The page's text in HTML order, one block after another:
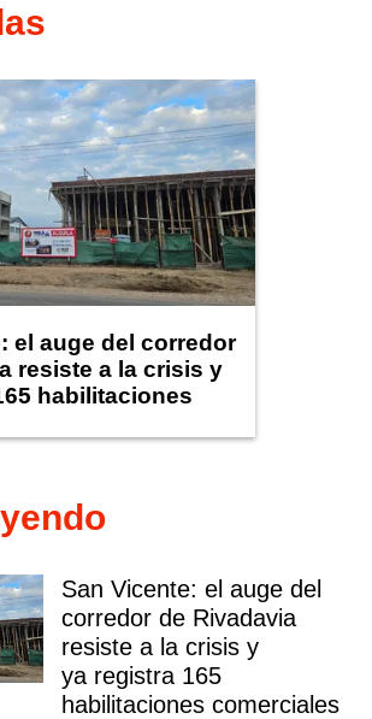
el auge del corredor
resiste a la crisis y
habilitaciones
San Vicente: el auge del
corredor de Rivadavia
resiste a la crisis y
ya registra 165
habilitaciones comerciales